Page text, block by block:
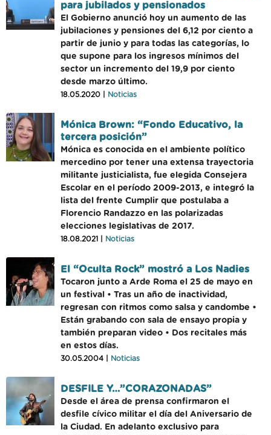
para jubilados y pensionados
El Gobierno anunció hoy un aumento de las
jubilaciones y pensiones del 6,12 por ciento a
partir de junio y para todas las categorías, lo
que supone para los ingresos mínimos del
sector un incremento del 19,9 por ciento
desde marzo último.
18.05.2020 | Noticias
Mónica Brown: “Fondo Educativo, la
tercera posición”
Mónica es conocida en el ambiente político
mercedino por tener una extensa trayectoria
militante justicialista, fue elegida Consejera
Escolar en el período 2009-2013, e integró la
lista del frente Cumplir que postulaba a
Florencio Randazzo en las polarizadas
elecciones legislativas de 2017.
18.08.2021 | Noticias
El “Oculta Rock” mostró a Los Nadies
Tocaron junto a Arde Roma el 25 de mayo en
un festival • Tras un año de inactividad,
regresan con ritmos como salsa y candombe •
Están grabando con sala de ensayo propia y
también preparan video • Dos recitales más
en estos días.
30.05.2004 | Noticias
DESFILE Y…”CORAZONADAS”
Desde el área de prensa confirmaron el
desfile cívico militar el día del Aniversario de
la Ciudad. En adelanto exclusivo para